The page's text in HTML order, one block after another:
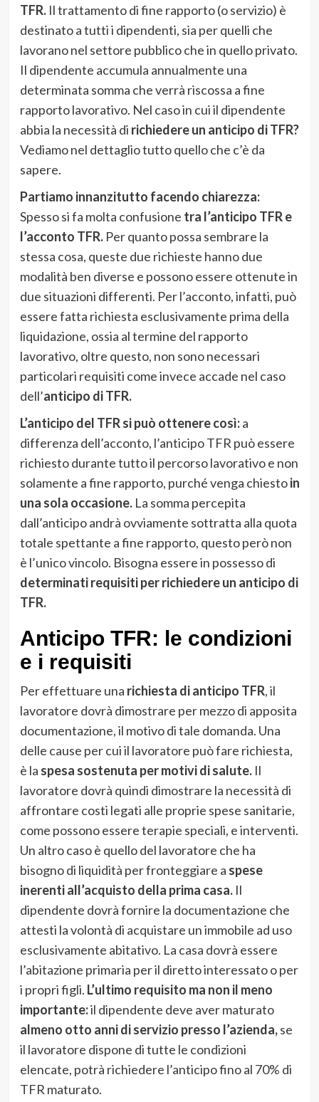
TFR.Il trattamento di fine rapporto (o servizio) è
destinato a tutti i dipendenti, sia per quelli che
lavorano nel settore pubblico che in quello privato.
Il dipendente accumula annualmente una
determinata somma che verrà riscossa a fine
rapporto lavorativo. Nel caso in cui il dipendente
abbia la necessità di richiedere un anticipo di TFR?
Vediamo nel dettaglio tutto quello che c’è da
sapere.
Partiamo innanzitutto facendo chiarezza:
Spesso si fa molta confusione tra l’anticipo TFR e
l’acconto TFR.Per quanto possa sembrare la
stessa cosa, queste due richieste hanno due
modalità ben diverse e possono essere ottenute in
due situazioni differenti. Per l’acconto, infatti, può
essere fatta richiesta esclusivamente prima della
liquidazione, ossia al termine del rapporto
lavorativo, oltre questo, non sono necessari
particolari requisiti come invece accade nel caso
dell’anticipo di TFR.
L’anticipo del TFR si può ottenere così:a
differenza dell’acconto, l’anticipo TFR può essere
richiesto durante tutto il percorso lavorativo e non
solamente a fine rapporto, purché venga chiestoin
una sola occasione.La somma percepita
dall’anticipo andrà ovviamente sottratta alla quota
totale spettante a fine rapporto, questo però non
è l’unico vincolo. Bisogna essere in possesso di
determinati requisiti per richiedere un anticipo di
TFR.
Anticipo TFR: le condizioni
e i requisiti
Per effettuare una richiesta di anticipo TFR, il
lavoratore dovrà dimostrare per mezzo di apposita
documentazione, il motivo di tale domanda. Una
delle cause per cui il lavoratore può fare richiesta,
è la spesa sostenuta per motivi di salute.Il
lavoratore dovrà quindi dimostrare la necessità di
affrontare costi legati alle proprie spese sanitarie,
come possono essere terapie speciali, e interventi.
Un altro caso è quello del lavoratore che ha
bisogno di liquidità per fronteggiare a spese
inerenti all’acquisto della prima casa.Il
dipendente dovrà fornire la documentazione che
attesti la volontà di acquistare un immobile ad uso
esclusivamente abitativo. La casa dovrà essere
l’abitazione primaria per il diretto interessato o per
i propri figli. L’ultimo requisito ma non il meno
importante:il dipendente deve aver maturato
almeno otto anni di servizio presso l’azienda,se
il lavoratore dispone di tutte le condizioni
elencate, potrà richiedere l’anticipo fino al 70% di
TFR maturato.